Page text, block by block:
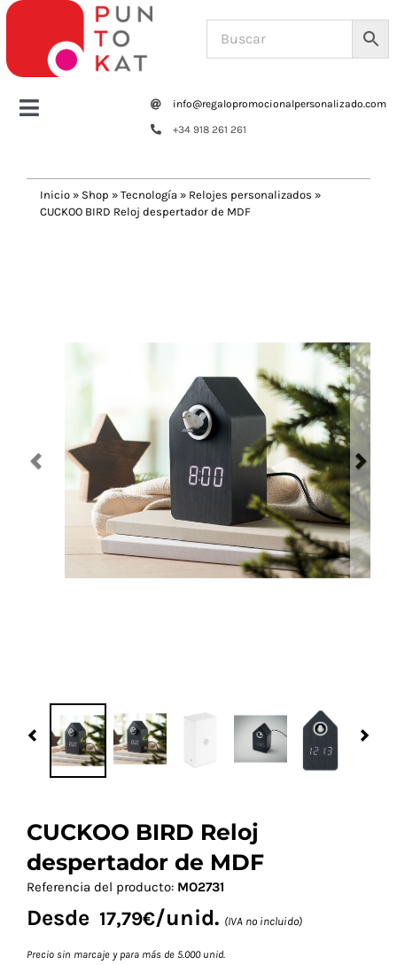
Saltar
contenido
Toggle
Tazas y botellas
Navidad 🎄 Invierno
info@regalopromocionalpersonalizado.com
+34 918 261 261
Inicio » Shop » Tecnología » Relojes personalizados »
CUCKOO BIRD Reloj despertador de MDF
Previous
CUCKOO BIRD Reloj
despertador de MDF
Referencia del producto: MO2731
Desde 17,79€/unid. (IVA no incluido)
Precio sin marcaje y para más de 5.000 unid.